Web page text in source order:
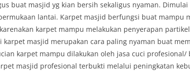
buat masjid yg kian bersih sekaligus nyaman.
lantai. Karpet masjid berfungsi buat mampu
karpet mampu melakukan penyerapan
karpet masjid merupakan cara paling nyaman buat
karpet mampu dilakukan oleh jasa cuci profesional/
masjid profesional terbukti melalui peningkatan